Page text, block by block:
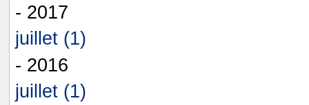
- 2017
juillet (1)
- 2016
juillet (1)